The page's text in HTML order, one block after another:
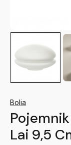
Bolia
Lai 9,5